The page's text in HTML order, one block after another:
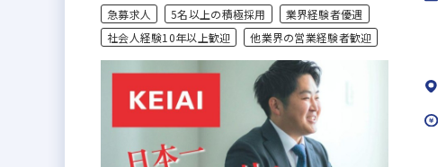
急募求人 5名以上の積極採用
業界経験者優遇
社会人経験10年以上歓迎
他業界の営業経験者歓迎